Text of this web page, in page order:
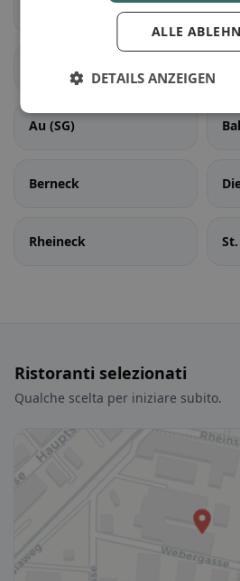
Rorschacherberg
Au (SG)
Berneck
Rheineck
Ristoranti selezionati
Qualche scelta per iniziare subito.
ALLE
DETAILS ANZEIGEN